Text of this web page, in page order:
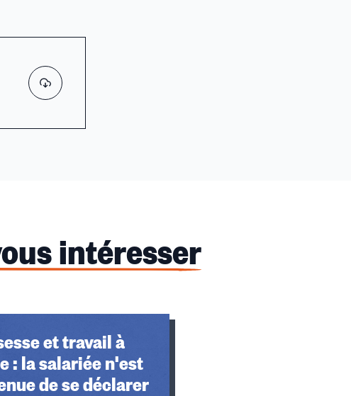
intéresser
et travail à
: la salariée n'est
de se déclarer